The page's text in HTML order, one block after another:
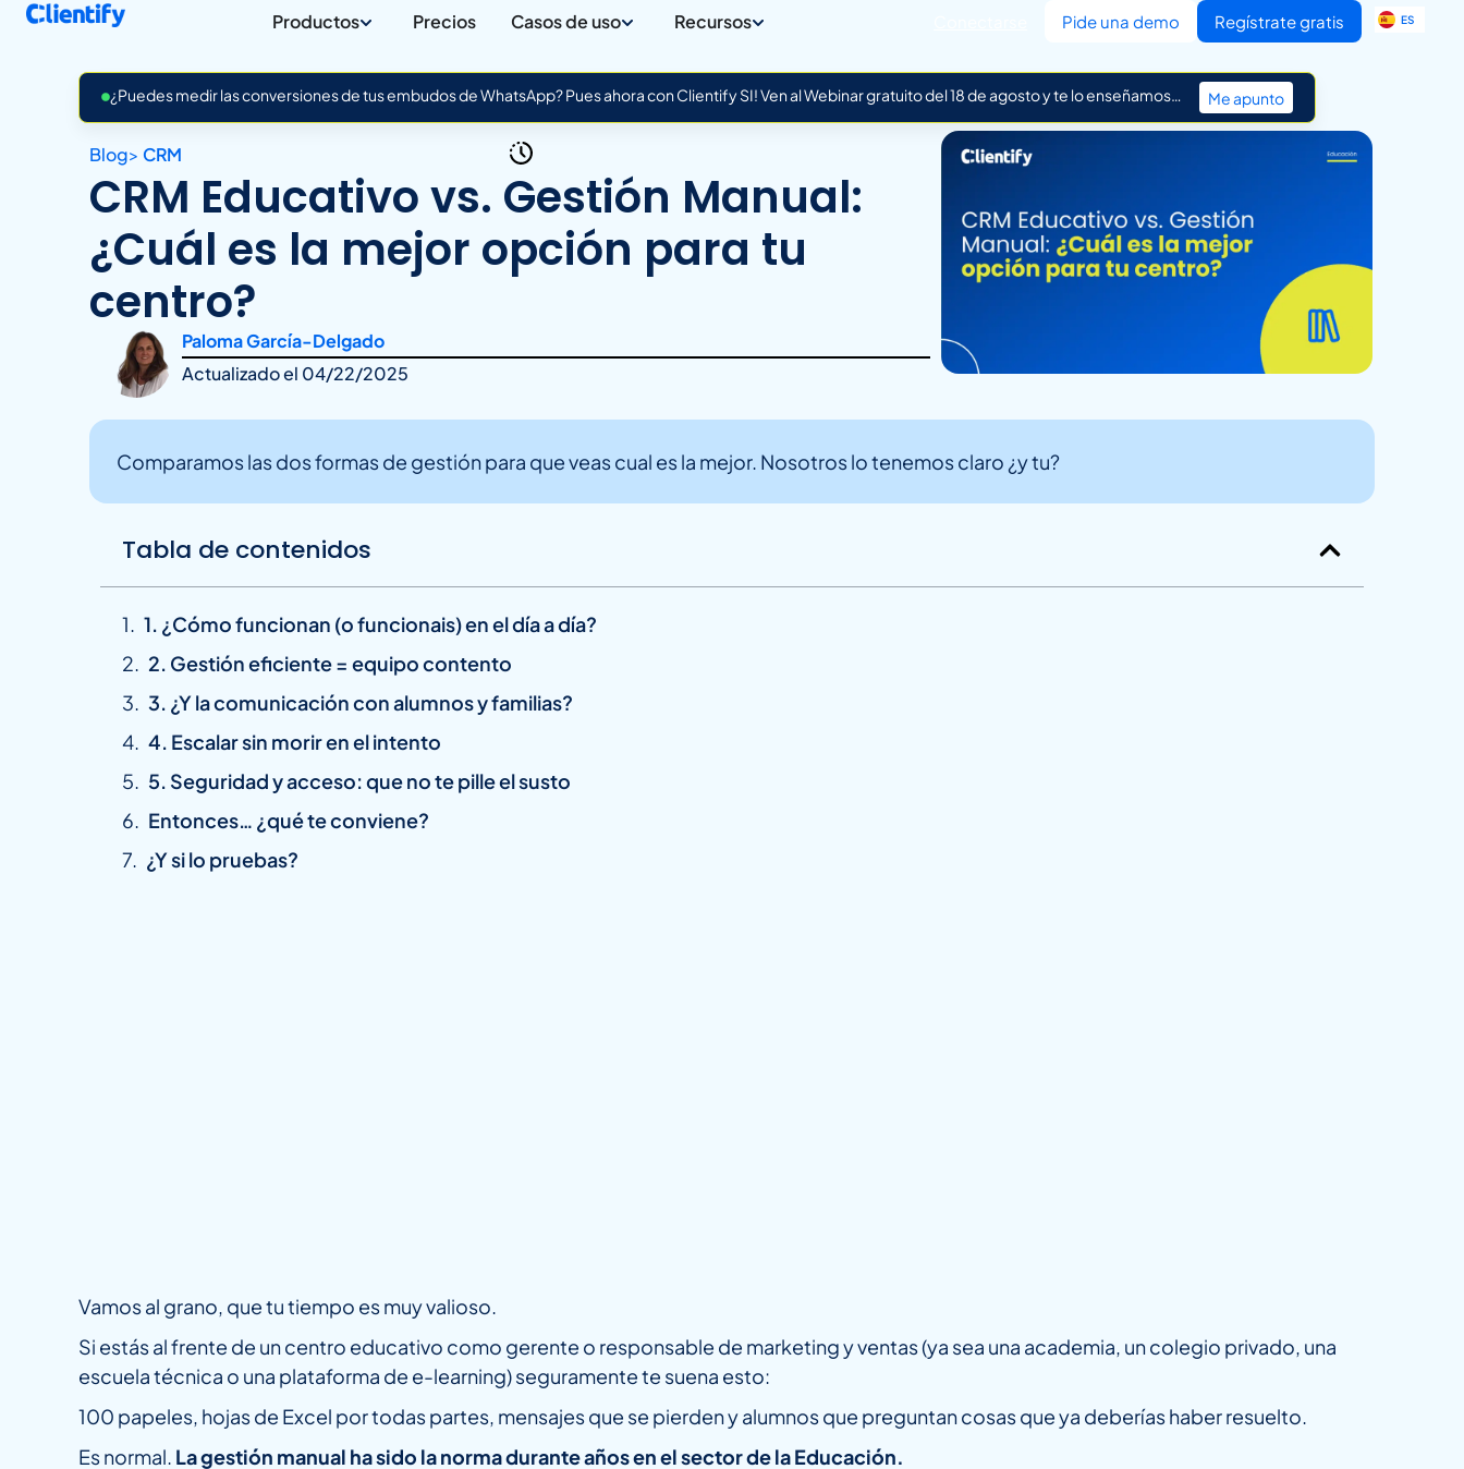
Productos Precios Casos de uso Recursos Pide una demo Regístrate gratis ES
IT
¿Puedes medir las conversiones de tus embudos de WhatsApp? Pues ahora con Clientify SI! Ven al Webinar gratuito del 18 de agosto y te lo enseñamos… Me apunto
Blog> CRM
CRM Educativo vs. Gestión Manual:
¿Cuál es la mejor opción para tu
centro?
Paloma García-Delgado
Actualizado el 04/22/2025
Comparamos las dos formas de gestión para que veas cual es la mejor. Nosotros lo tenemos claro ¿y tu?
Tabla de contenidos
1. ¿Cómo funcionan (o funcionais) en el día a día?
2. Gestión eficiente = equipo contento
3. ¿Y la comunicación con alumnos y familias?
4. Escalar sin morir en el intento
5. Seguridad y acceso: que no te pille el susto
Entonces… ¿qué te conviene?
¿Y si lo pruebas?
Vamos al grano, que tu tiempo es muy valioso.
Si estás al frente de un centro educativo como gerente o responsable de marketing y ventas (ya sea una academia, un colegio privado, una
escuela técnica o una plataforma de e-learning) seguramente te suena esto:
100 papeles, hojas de Excel por todas partes, mensajes que se pierden y alumnos que preguntan cosas que ya deberías haber resuelto.
Es normal. La gestión manual ha sido la norma durante años en el sector de la Educación.